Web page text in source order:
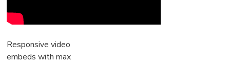
Responsive video
embeds with max